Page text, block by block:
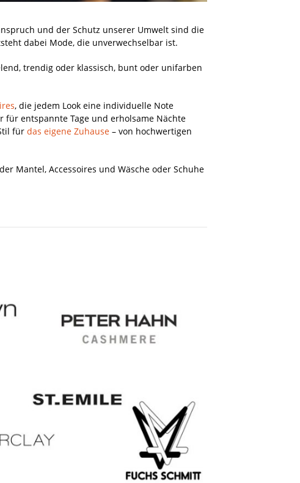
und der Schutz unserer Umwelt sind die
dabei Mode, die unverwechselbar ist.
trendig oder klassisch, bunt oder unifarben
, die jedem Look eine individuelle Note
für entspannte Tage und erholsame Nächte
für das eigene Zuhause – von hochwertigen
Mantel, Accessoires und Wäsche oder Schuhe